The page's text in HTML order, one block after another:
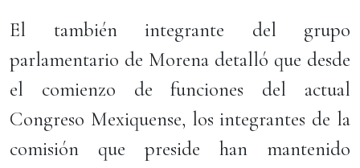
El también integrante del grupo
parlamentario de Morena detalló que desde
el comienzo de funciones del actual
Congreso Mexiquense, los integrantes de la
comisión que preside han mantenido